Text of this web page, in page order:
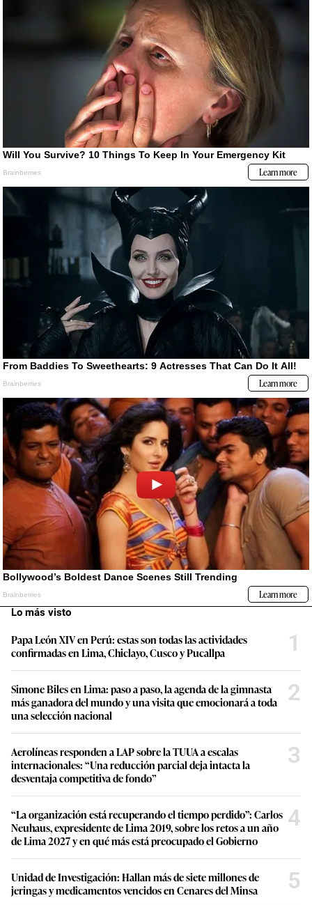
Lo más visto
Papa León XIV en Perú: estas son todas las actividades
confirmadas en Lima, Chiclayo, Cusco y Pucallpa
1
Simone Biles en Lima: paso a paso, la agenda de la gimnasta
más ganadora del mundo y una visita que emocionará a toda
una selección nacional
2
Aerolíneas responden a LAP sobre la TUUA a escalas
internacionales: “Una reducción parcial deja intacta la
desventaja competitiva de fondo”
3
“La organización está recuperando el tiempo perdido”: Carlos
Neuhaus, expresidente de Lima 2019, sobre los retos a un año
de Lima 2027 y en qué más está preocupado el Gobierno
4
Unidad de Investigación: Hallan más de siete millones de
jeringas y medicamentos vencidos en Cenares del Minsa
5